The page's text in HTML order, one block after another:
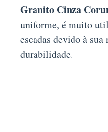
Granito Cinza
uniforme, é muito
escadas devido à sua
durabilidade.